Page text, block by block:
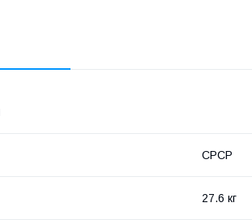
СРСР
27.6 кг